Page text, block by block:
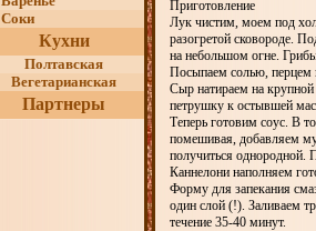
Соки
Кухни
Полтавская
Вегетарианская
Партнеры
Приготовление
Лук чистим, моем под
разогретой сковороде.
на небольшом огне.
Посыпаем солью, перцем
Сыр натираем на
петрушку к остывшей
Теперь готовим соус. В
помешивая, добавляем
получиться однородной.
Каннелони наполняем
Форму для запекания
один слой (!). Заливаем
течение 35-40 минут.